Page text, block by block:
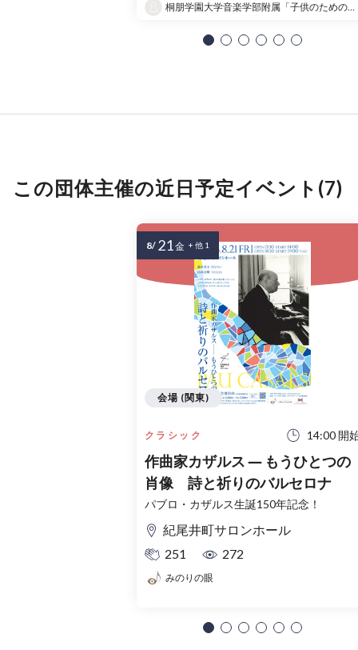
桐朋学園大学音楽学部附属「子供のための音楽教室 」大宮教室
この団体主催の近日予定イベント(7)
クラシック 14:00 開
作曲家カザルス ― もうひとつの
肖像 詩と祈りのバルセロナ
パブロ・カザルス生誕150年記念！
紀尾井町サロンホール
251
272
みのりの眼
会場 (関東)
8/ 21金 + 他 1